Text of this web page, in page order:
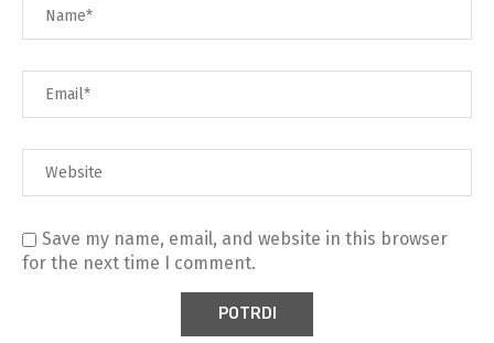
Save my name, email, and website in this browser
for the next time I comment.